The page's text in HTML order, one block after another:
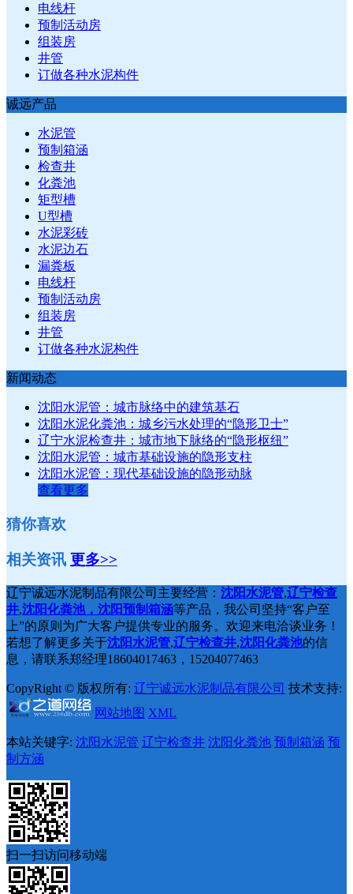
电线杆
预制活动房
组装房
井管
订做各种水泥构件
诚远产品
水泥管
预制箱涵
检查井
化粪池
矩型槽
U型槽
水泥彩砖
水泥边石
漏粪板
电线杆
预制活动房
组装房
井管
订做各种水泥构件
新闻动态
沈阳水泥管：城市脉络中的建筑基石
沈阳水泥化粪池：城乡污水处理的“隐形卫士”
辽宁水泥检查井：城市地下脉络的“隐形枢纽”
沈阳水泥管：城市基础设施的隐形支柱
沈阳水泥管：现代基础设施的隐形动脉
查看更多
猜你喜欢
相关资讯 更多>>
辽宁诚远水泥制品有限公司主要经营： 沈阳水泥管,辽宁检查
井,沈阳化粪池，沈阳预制箱涵等产品，我公司坚持“客户至
上”的原则为广大客户提供专业的服务。欢迎来电洽谈业务！
若想了解更多关于沈阳水泥管,辽宁检查井,沈阳化粪池的信
息，请联系郑经理18604017463，15204077463
CopyRight © 版权所有: 辽宁诚远水泥制品有限公司 技术支持:
网站地图 XML
本站关键字: 沈阳水泥管 辽宁检查井 沈阳化粪池 预制箱涵 预
制方涵
扫一扫访问移动端